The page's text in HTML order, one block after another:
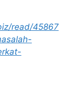
read/45867